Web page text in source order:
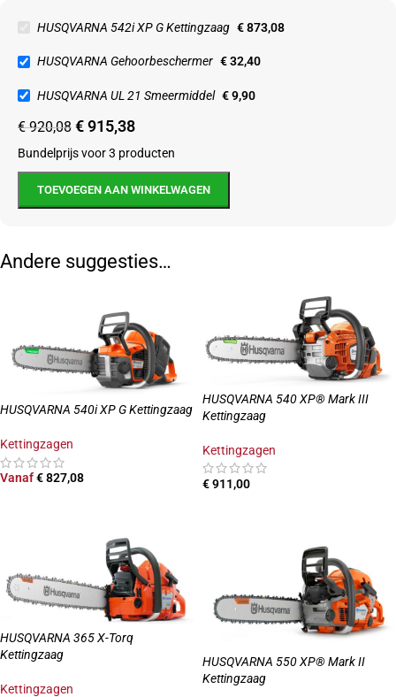
HUSQVARNA 542i XP G Kettingzaag €873,08
HUSQVARNA Gehoorbeschermer €32,40
HUSQVARNA UL 21 Smeermiddel €9,90
€920,08 €915,38
Bundelprijs voor 3 producten
TOEVOEGEN AAN WINKELWAGEN
Andere suggesties…
HUSQVARNA 540i XP G Kettingzaag
Kettingzagen
Vanaf€827,08
HUSQVARNA 540 XP® Mark III
Kettingzaag
Kettingzagen
€911,00
HUSQVARNA 365 X-Torq
Kettingzaag
Kettingzagen
HUSQVARNA 550 XP® Mark II
Kettingzaag